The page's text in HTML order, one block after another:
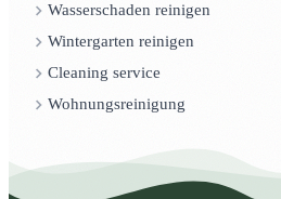
Wasserschaden reinigen
Wintergarten reinigen
Cleaning service
Wohnungsreinigung